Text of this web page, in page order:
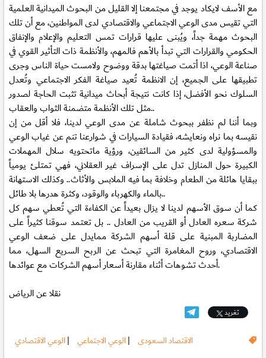
مع الأسف لايكاد يوجد في مجتمعنا إلا القليل من البحوث الميدانية العلمية
التي تقيس مدى الوعي الاجتماعي والاقتصادي لدى المواطنين، مع أن تلك
البحوث مهمة جداً، ويُبنى عليها قرارات تمس التعليم والإعلام والإنفاق
الحكومي والقرارات التي تبدأ بالأهم فالمهم، والأنظمة ذات التأثير القوي في
صناعة الوعي، اذا أتمت صياغتها بدقة ووضوح ولامست حياة الناس وجرى
تطبيقها على الجميع، إن الانظمة تُعيد صياغة الفكر الاجتماعي وتُعدل
السلوك نحو الأفضل، إذا كانت نتيجة أبحاث ميدانية تثبت الحاجة لصدور
مثل تلك الأنظمة متضمنة الثواب والعقاب..
وبما أننا لم نظفر ببحوث شاملة عن مدى الوعي لدينا، فلا أقل من إن
نقيسه بما نراه ونعايشه، فقيادة السيارات في شوارعنا تنم عن غياب الوعي
والمسؤولية لدى كثير من السائقين، ورؤية ماتحتويه سلال المهملات
الكبيرة حول المنازل تدل على الإسراف غير العقلاني، فهي تمتلئ يومياً
ببقايا هائلة من الطعام وخلافة بما فيه الملابس والأثاث.. وكذلك الاستهانة
بالماء والكهرباء والوقود، وكثرة هدرها بلا طائل..
كما أن سوق الأسهم لدينا لا يزال بعيداً عن الكفاءة التي تُعطي سهم كل
شركة سعره العادل أو القريب من العادل .. بل تعتمد سوقنا كثيراً على
المضاربة المبنية على قلة أسهم الشركة ممايدل على ضعف الوعي
الاقتصادي، وروح المغامرة التي تبحث عن الربح السريع السهل، مما
أحدث تشوهات أثناء مقارنة أسعار أسهم الشركات مع عوائدها.
نقلا عن الرياض
تغريد
الاقتصاد السعودى | الوعي الاجتماعي | الوعي الاقتصادي